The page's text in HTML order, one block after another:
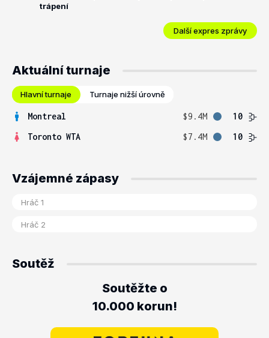
trápení
Další expres zprávy
Aktuální turnaje
Hlavní turnaje Turnaje nižší úrovně
Montreal $9.4M
10
Toronto WTA
$7.4M 10
Vzájemné zápasy
Soutěž
Soutěžte o
10.000 korun!